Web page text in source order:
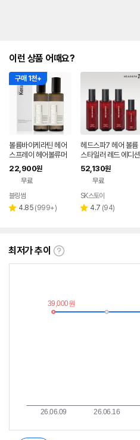
이런 상품 어때요?
구매 1천+
볼륨바이케라틴 헤어
스프레이 헤어볼류머
앞머리픽서 탈모기능
성 볼륨 스프레이 180
ml 2개
22,900원
무료
블링썸
별 4.85 리
(999+)
헤드스파7 헤어 볼륨
스타일러 레드 에디션
기본 패키지
52,130원
무료
버페
SK스토아
별 4.7 리
(94)
최저가 추이
최
이
란?